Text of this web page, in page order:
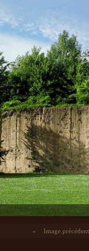
« Image précédent